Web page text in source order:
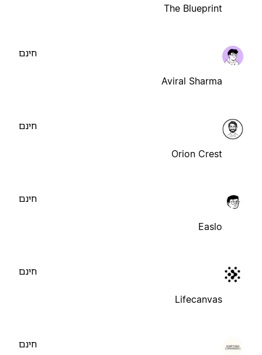
The Blueprint
Aviral Sharma
חינם
Orion Crest
חינם
Easlo
חינם
Lifecanvas
חינם
חינם